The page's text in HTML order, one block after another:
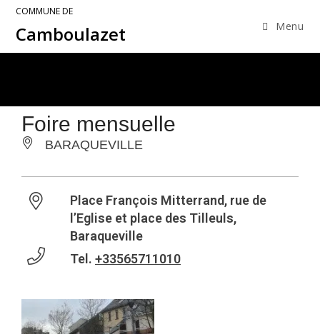
COMMUNE DE
Camboulazet Menu
Foire mensuelle
BARAQUEVILLE
Place François Mitterrand, rue de
l’Eglise et place des Tilleuls,
Baraqueville
Tel. +33565711010